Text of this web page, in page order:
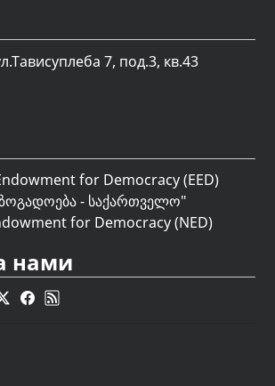
7, под.3, кв.43
for Democracy (EED)
- საქართველო"
for Democracy (NED)
нами